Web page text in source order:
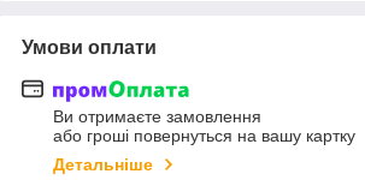
Умови оплати
Ви отримаєте замовлення
або гроші повернуться на вашу картку
Детальніше